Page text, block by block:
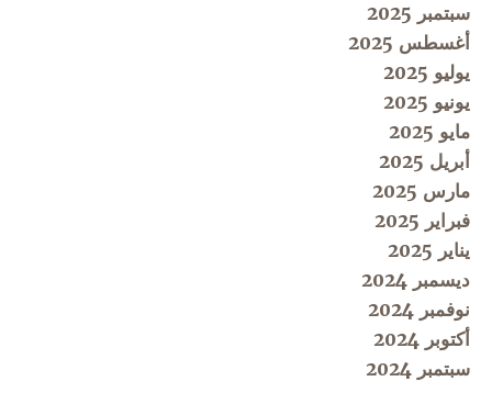
سبتمبر 2025
أغسطس 2025
يوليو 2025
يونيو 2025
مايو 2025
أبريل 2025
مارس 2025
فبراير 2025
يناير 2025
ديسمبر 2024
نوفمبر 2024
أكتوبر 2024
سبتمبر 2024